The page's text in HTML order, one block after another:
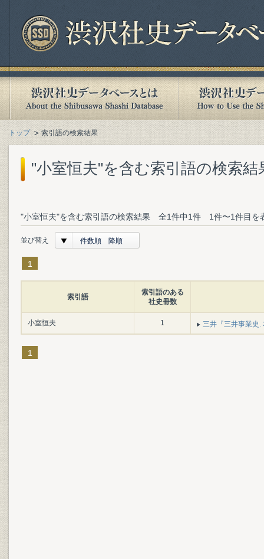
トップ 索引語の検索結果
"小室恒夫"を含む索引語の検索結
"小室恒夫"を含む索引語の検索結果 全1件中1件 1件〜1件目を
並び替え 件数順 降順
1
索引語
索引語のある
社史冊数
小室恒夫 1 三井『三井事業史.
1